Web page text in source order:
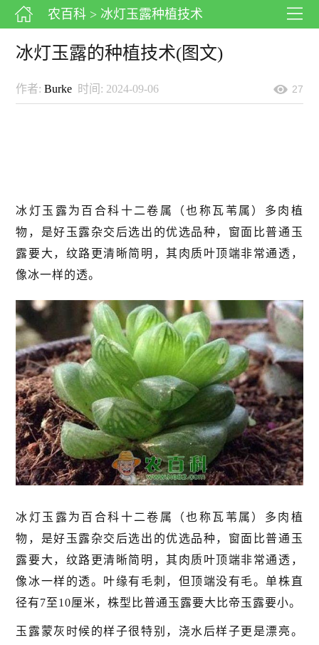
农百科 > 冰灯玉露种植技术
冰灯玉露的种植技术(图文)
作者:Burke 时间: 2024-09-06 27
冰灯玉露为百合科十二卷属（也称瓦苇属）多肉植
物，是好玉露杂交后选出的优选品种，窗面比普通玉
露要大，纹路更清晰简明，其肉质叶顶端非常通透，
像冰一样的透。
冰灯玉露为百合科十二卷属（也称瓦苇属）多肉植
物，是好玉露杂交后选出的优选品种，窗面比普通玉
露要大，纹路更清晰简明，其肉质叶顶端非常通透，
像冰一样的透。叶缘有毛刺，但顶端没有毛。单株直
径有7至10厘米，株型比普通玉露要大比帝玉露要小。
玉露蒙灰时候的样子很特别，浇水后样子更是漂亮。